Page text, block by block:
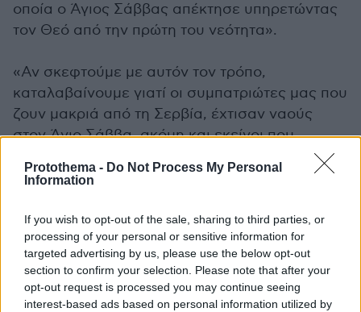
Protothema - Do Not Process My Personal
Information
If you wish to opt-out of the sale, sharing to third parties, or
processing of your personal or sensitive information for
targeted advertising by us, please use the below opt-out
section to confirm your selection. Please note that after your
opt-out request is processed you may continue seeing
interest-based ads based on personal information utilized by
οποία ο Άγιος Σάββας απέκτησε υπηρετώντας
τον Θεό από την πρώτη του νεότητα».
«Αν σκεφτούμε με αυτόν τον τρόπο,
καταλαβαίνουμε γιατί οι συμπατριώτες μας που
ζουν μακριά από τη Σερβία, έχτισαν ναούς
στον Άγιο Σάββα, ακόμη και εκείνοι που
γεννήθηκαν μακριά από τη Σερβία, που δεν
επισκέφθηκαν ποτέ κανένα από τα ιερά μας,
Ακριβώς επειδή αυτή η πνευματική δύναμη που
έκανε τον Άγιο Σάββα μεγάλο - η Χάρη του
Θεού - δεν περιορίζεται από τον χώρο, δεν
περιορίζεται από την ύλη, αλλά είναι παρούσα
παντού, και όπως είπε ο Κύριος, η Βασιλεία του